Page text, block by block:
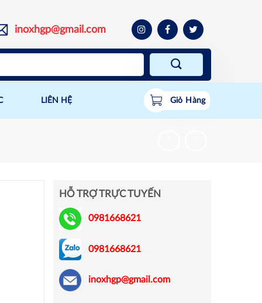
inoxhgp@gmail.com
LIÊN HỆ Giỏ Hàng
HỖ TRỢ TRỰC TUYẾN
0981668621
0981668621
inoxhgp@gmail.com